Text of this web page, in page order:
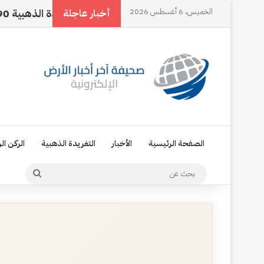
الخميس، 6 أغسطس 2026 أخبار عاجلة اسمي… هويتي الأولى التغريدة الذهبية 90
الصفحة الرئيسية الأخبار التغريدة الذهبية الركن
بحث